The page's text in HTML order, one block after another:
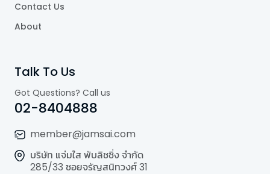
Contact Us
About
Talk To Us
Got Questions? Call us
02-8404888
member@jamsai.com
บริษัท แจ่มใส พับลิชชิ่ง จำกัด
285/33 ซอยจรัญสนิทวงศ์ 31